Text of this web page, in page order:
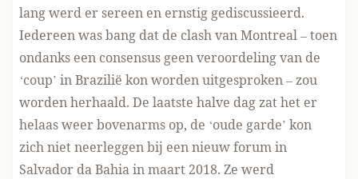
lang werd er sereen en ernstig gediscussieerd.
Iedereen was bang dat de clash van Montreal – toen
ondanks een consensus geen veroordeling van de
‘coup’ in Brazilië kon worden uitgesproken – zou
worden herhaald. De laatste halve dag zat het er
helaas weer bovenarms op, de ‘oude garde’ kon
zich niet neerleggen bij een nieuw forum in
Salvador da Bahia in maart 2018. Ze werd